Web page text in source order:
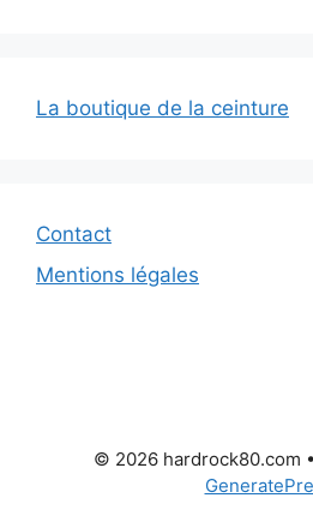
La boutique de la ceinture
Contact
Mentions légales
© 2026 hardrock80.com